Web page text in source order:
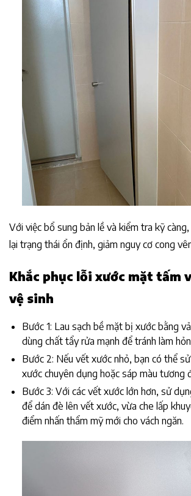
Với việc bổ sung bản lề và kiểm tra kỹ
lại trạng thái ổn định, giảm nguy cơ cong
Khắc phục lỗi xước mặt tấm
vệ sinh
Bước 1: Lau sạch bề mặt bị xước bằng
dùng chất tẩy rửa mạnh để tránh làm
Bước 2: Nếu vết xước nhỏ, bạn có thể
xước chuyên dụng hoặc sáp màu tương
Bước 3: Với các vết xước lớn hơn, sử
để dán đè lên vết xước, vừa che lấp
điểm nhấn thẩm mỹ mới cho vách ngăn.